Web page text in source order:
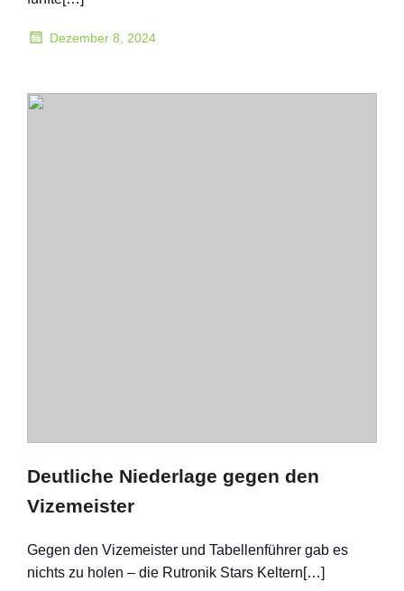
Dezember 8, 2024
Deutliche Niederlage gegen den
Vizemeister
Gegen den Vizemeister und Tabellenführer gab es
nichts zu holen – die Rutronik Stars Keltern[…]